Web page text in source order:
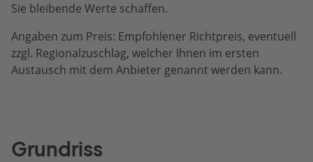
Sie bleibende Werte schaffen.
Angaben zum Preis: Empfohlener Richtpreis, eventuell
zzgl. Regionalzuschlag, welcher Ihnen im ersten
Austausch mit dem Anbieter genannt werden kann.
Grundriss